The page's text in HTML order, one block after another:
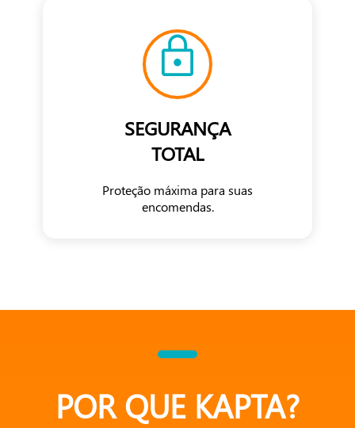
SEGURANÇA
TOTAL
Proteção máxima para suas
encomendas.
POR QUE KAPTA?